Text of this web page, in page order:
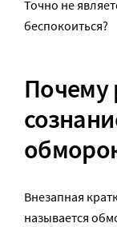
Точно не
беспокоиться?
Почему
Внезапная
называется